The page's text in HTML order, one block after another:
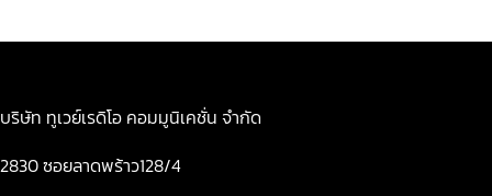
บริษัท ทูเวย์เรดิโอ คอมมูนิเคชั่น จำกัด
2830 ซอยลาดพร้าว128/4